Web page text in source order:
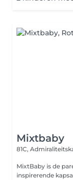
Mixtbaby
81C,
MixtBaby is de parel van
inspirerende